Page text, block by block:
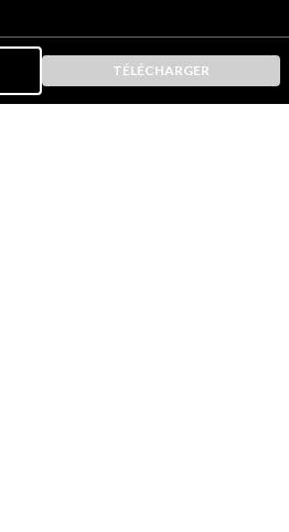
TÉLÉCHARGER